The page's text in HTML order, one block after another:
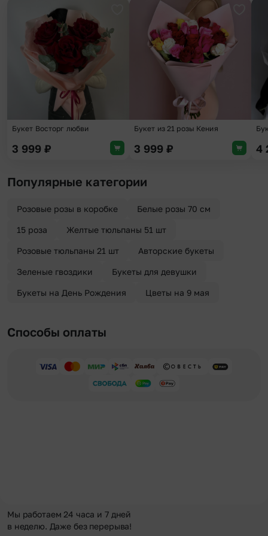
Добавить в избранное
Букет Восторг любви
3 999 ₽
Букет из 21 розы Кения
3 999 ₽ 4
Популярные категории
Розовые розы в коробке Белые розы 70 см
15 роза Желтые тюльпаны 51 шт
Розовые тюльпаны 21 шт Авторские букеты
Зеленые гвоздики Букеты для девушки
Букеты на День Рождения Цветы на 9 мая
Способы оплаты
Мы работаем 24 часа и 7 дней
в неделю. Даже без перерыва!